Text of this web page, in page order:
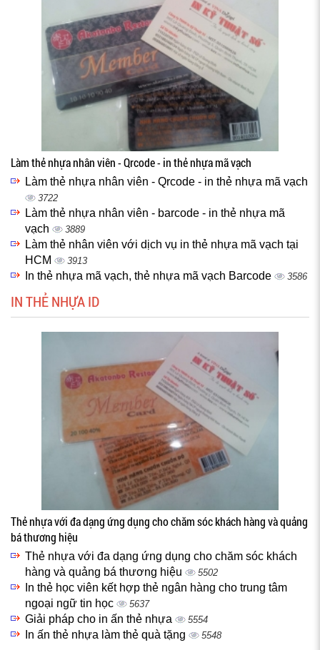
Làm thẻ nhựa nhân viên - Qrcode - in thẻ nhựa mã vạch
Làm thẻ nhựa nhân viên - Qrcode - in thẻ nhựa mã vạch
3722
Làm thẻ nhựa nhân viên - barcode - in thẻ nhựa mã
vạch
3889
Làm thẻ nhân viên với dịch vụ in thẻ nhựa mã vạch tại
HCM
3913
In thẻ nhựa mã vạch, thẻ nhựa mã vạch Barcode 3586
IN THẺ NHỰA ID
Thẻ nhựa với đa dạng ứng dụng cho chăm sóc khách hàng và quảng
bá thương hiệu
Thẻ nhựa với đa dạng ứng dụng cho chăm sóc khách
hàng và quảng bá thương hiệu
5502
In thẻ học viên kết hợp thẻ ngân hàng cho trung tâm
ngoại ngữ tin học
5637
Giải pháp cho in ấn thẻ nhựa 5554
In ấn thẻ nhựa làm thẻ quà tặng 5548